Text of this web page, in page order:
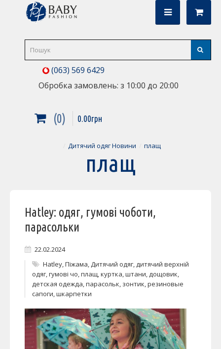
(063) 569 6429
Обробка замовлень: з 10:00 до 20:00
0 0.00грн
Дитячий одяг Новини плащ
плащ
Hatley: одяг, гумові чоботи,
парасольки
22.02.2024
Hatley,Піжама,Дитячий одяг,дитячий верхній
одяг,гумові чо,плащ,куртка,штани,дощовик,
детская одежда,парасольк, зонтик,резиновые
сапоги,шкарпетки